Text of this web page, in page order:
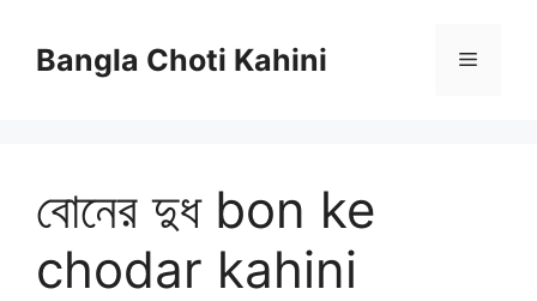
contentBangla Choti Kahini Menu
বোনের দুধ bon ke
chodar kahini